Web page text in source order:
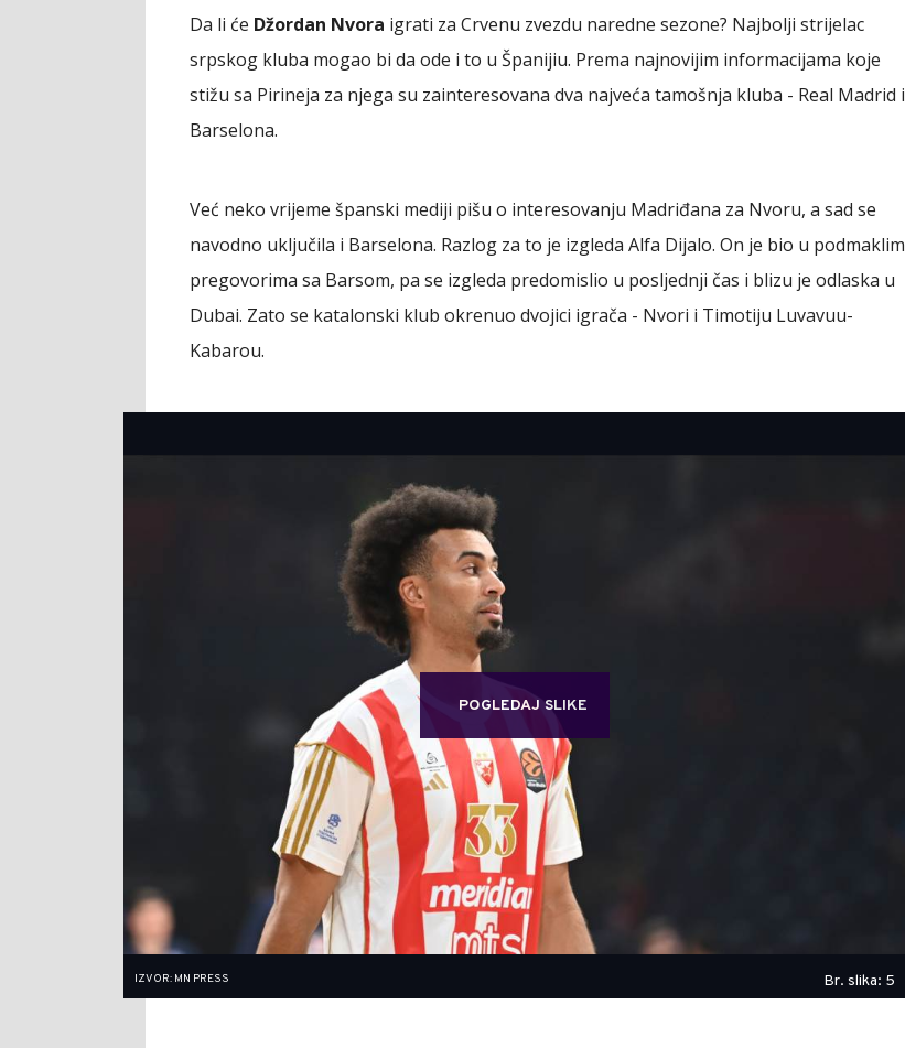
Da li će Džordan Nvora igrati za Crvenu zvezdu naredne sezone? Najbolji strijelac
srpskog kluba mogao bi da ode i to u Španijiu. Prema najnovijim informacijama koje
stižu sa Pirineja za njega su zainteresovana dva najveća tamošnja kluba - Real Madrid i
Barselona.
Već neko vrijeme španski mediji pišu o interesovanju Madriđana za Nvoru, a sad se
navodno uključila i Barselona. Razlog za to je izgleda Alfa Dijalo. On je bio u podmaklim
pregovorima sa Barsom, pa se izgleda predomislio u posljednji čas i blizu je odlaska u
Dubai. Zato se katalonski klub okrenuo dvojici igrača - Nvori i Timotiju Luvavuu-
Kabarou.
POGLEDAJ SLIKE
IZVOR: MN PRESS Br. slika: 5